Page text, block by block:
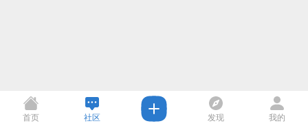
首页 社区 发现 我的